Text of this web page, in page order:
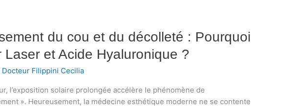
du cou et du décolleté : Pourquoi
Laser et Acide Hyaluronique ?
Docteur Filippini Cecilia
l’exposition solaire prolongée accélère le phénomène de
». Heureusement, la médecine esthétique moderne ne se contente